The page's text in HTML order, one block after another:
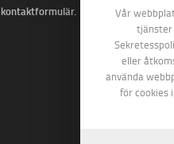
kontaktformulär.
Vår
tjänster
eller
använda
för cookies